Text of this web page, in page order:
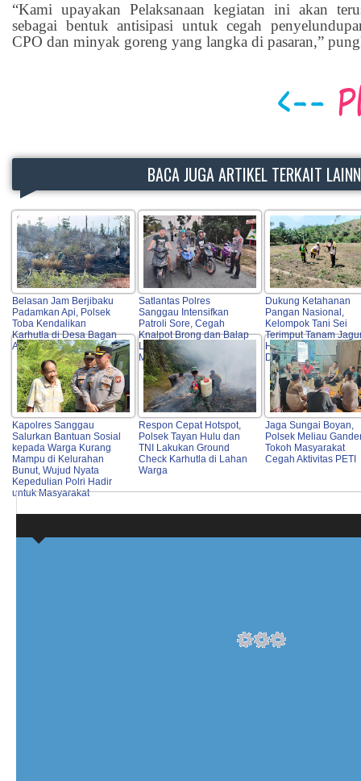
“Kami upayakan Pelaksanaan kegiatan ini akan
sebagai bentuk antisipasi untuk cegah
CPO dan minyak goreng yang langka di pasaran,”
BACA JUGA ARTIKEL TERKAIT
Belasan Jam Berjibaku
Padamkan Api, Polsek
Toba Kendalikan
Karhutla di Desa Bagan
Asam
Satlantas Polres
Sanggau Intensifkan
Patroli Sore, Cegah
Knalpot Brong dan Balap
Liar Demi Keselamatan
Masyarakat
Dukung Ketahanan
Pangan Nasional,
Kelompok Tani Sei
Terimput Tanam
Hibrida di Beduai
Didampingi Polri
Kapolres Sanggau
Salurkan Bantuan Sosial
kepada Warga Kurang
Mampu di Kelurahan
Bunut, Wujud Nyata
Kepedulian Polri Hadir
untuk Masyarakat
Respon Cepat Hotspot,
Polsek Tayan Hulu dan
TNI Lakukan Ground
Check Karhutla di Lahan
Warga
Jaga Sungai Boyan,
Polsek Meliau
Tokoh Masyarakat
Cegah Aktivitas PETI